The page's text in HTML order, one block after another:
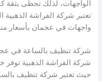
الواجهات، لذلك تحظى بثقة
تعتبر شركة الفراشة الذهبية
واجهات في عجمان بأسعار
شركة تنظيف بالساعة في
شركة الفراشة الذهبية
حيث تعتبر شركة تنظيف